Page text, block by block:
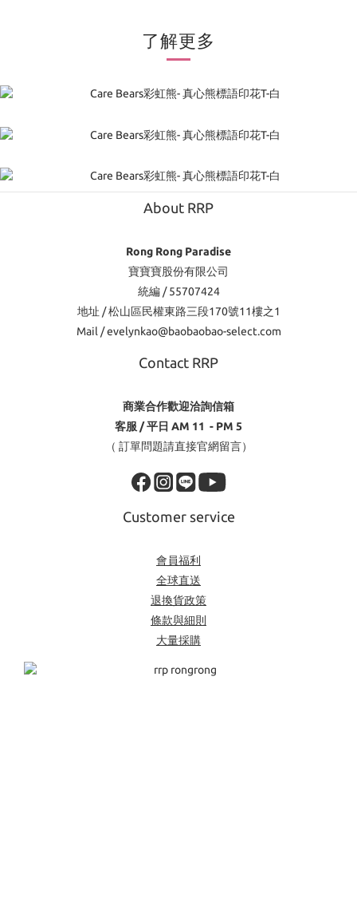
了解更多
About RRP
Rong Rong Paradise
寶寶寶股份有限公司
統編 / 55707424
地址 / 松山區民權東路三段170號11樓之1
Mail / evelynkao@baobaobao-select.com
Contact RRP
商業合作歡迎洽詢信箱
客服 / 平日 AM 11 - PM 5
（ 訂單問題請直接官網留言）
Customer service
會員福利
全球直送
退換貨政策
條款與細則
大量採購